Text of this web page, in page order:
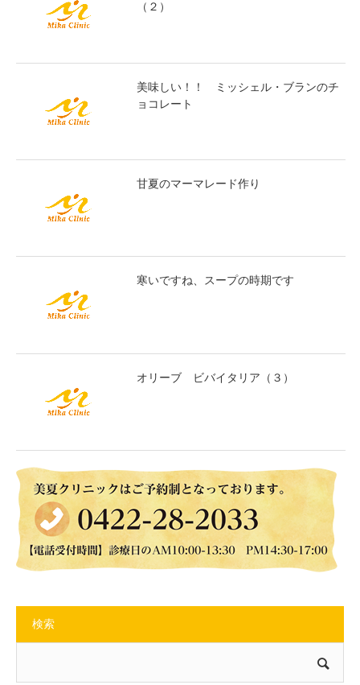
（２）
美味しい！！ ミッシェル・ブランのチ
ョコレート
甘夏のマーマレード作り
寒いですね、スープの時期です
オリーブ ビバイタリア（３）
検索